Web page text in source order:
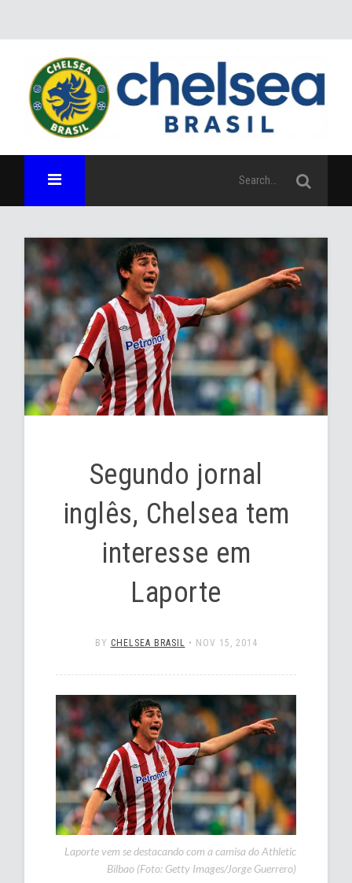
Segundo jornal
inglês, Chelsea tem
interesse em
Laporte
BY CHELSEA BRASIL • NOV 15, 2014
Laporte vem se destacando com a camisa do Athletic
Bilbao (Foto: Getty Images/Jorge Guerrero)